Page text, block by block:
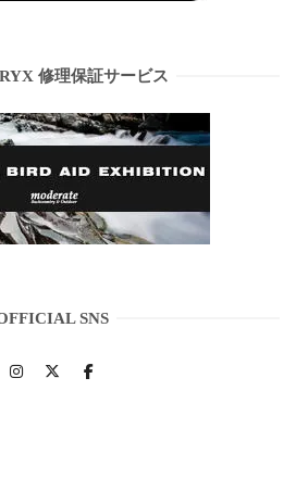
修理保証サービス
SNS